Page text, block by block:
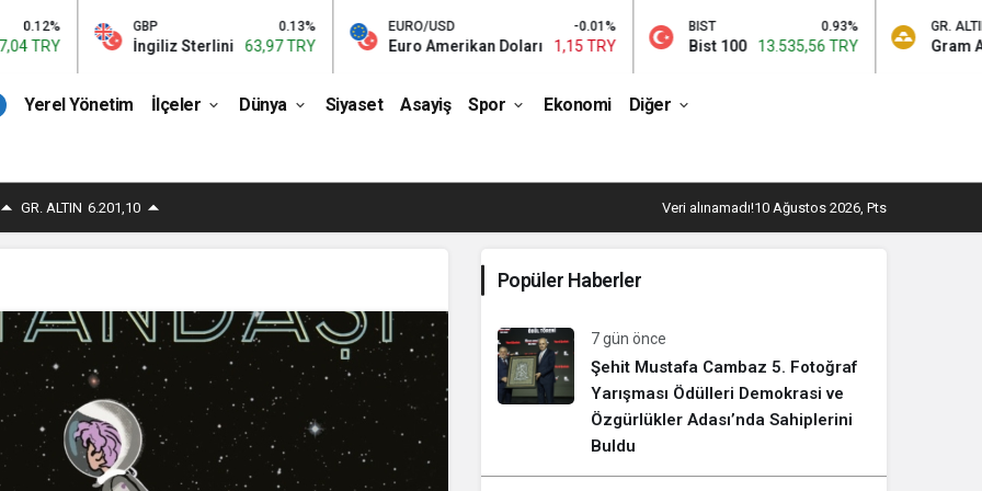
GBP
İngiliz Sterlini 63,97 TRY
EURO/USD
Euro Amerikan Doları 1,15 TRY
BIST
Bist 100 13.535,56 TRY
GR. ALTIN
Gram Altın
Yerel Yönetim İlçeler Dünya Siyaset Asayiş Spor Ekonomi Diğer
GR. ALTIN 6.201,10 Veri alınamadı!10 Ağustos 2026, Pts
Popüler Haberler
7 gün önce
Şehit Mustafa Cambaz 5. Fotoğraf
Yarışması Ödülleri Demokrasi ve
Özgürlükler Adası’nda Sahiplerini
Buldu